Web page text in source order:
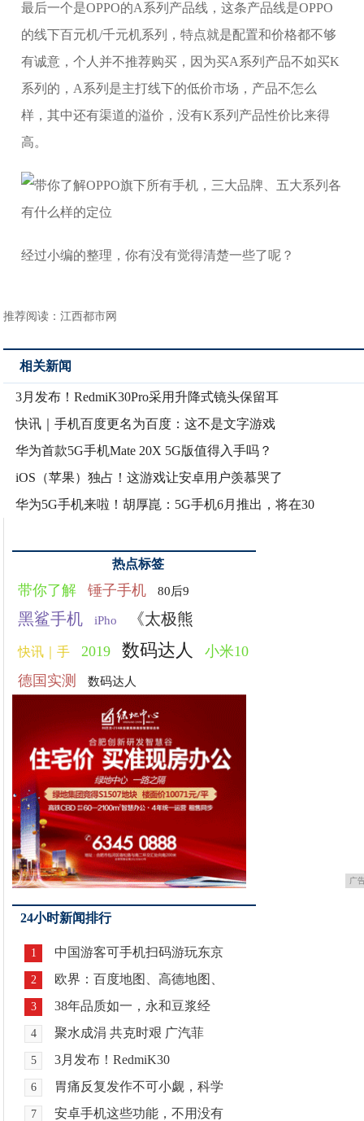
最后一个是OPPO的A系列产品线，这条产品线是OPPO
的线下百元机/千元机系列，特点就是配置和价格都不够
有诚意，个人并不推荐购买，因为买A系列产品不如买K
系列的，A系列是主打线下的低价市场，产品不怎么
样，其中还有渠道的溢价，没有K系列产品性价比来得
高。
经过小编的整理，你有没有觉得清楚一些了呢？
推荐阅读：江西都市网
相关新闻
3月发布！RedmiK30Pro采用升降式镜头保留耳
快讯｜手机百度更名为百度：这不是文字游戏
华为首款5G手机Mate 20X 5G版值得入手吗？
iOS（苹果）独占！这游戏让安卓用户羡慕哭了
华为5G手机来啦！胡厚崑：5G手机6月推出，将在30
热点标签
带你了解 锤子手机 80后9
黑鲨手机 iPho 《太极熊
快讯｜手 2019 数码达人
小米10
德国实测
数码达人
广
24小时新闻排行
1 中国游客可手机扫码游玩东京
2 欧界：百度地图、高德地图、
3 38年品质如一，永和豆浆经
4 聚水成涓 共克时艰 广汽菲
5 3月发布！RedmiK30
6 胃痛反复发作不可小觑，科学
7 安卓手机这些功能，不用没有